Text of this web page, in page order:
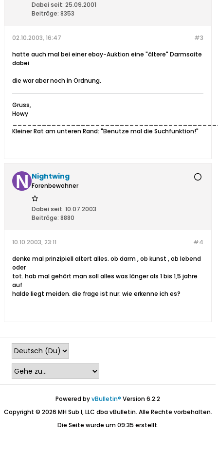
Dabei seit: 25.09.2001
Beiträge: 8353
#3
02.10.2003, 16:47
hatte auch mal bei einer ebay-Auktion eine "ältere" Darmsaite
dabei
die war aber noch in Ordnung.
Gruss,
Howy
Kleiner Rat am unteren Rand: "Benutze mal die Suchfunktion!"
Nightwing
Forenbewohner
Dabei seit: 10.07.2003
Beiträge: 8880
#4
10.10.2003, 23:11
denke mal prinzipiell altert alles. ob darm , ob kunst , ob lebend
oder
tot. hab mal gehört man soll alles was länger als 1 bis 1,5 jahre
auf
halde liegt meiden. die frage ist nur: wie erkenne ich es?
Powered byvBulletin® Version 6.2.2
Copyright © 2026 MH Sub I, LLC dba vBulletin. Alle Rechte vorbehalten.
Die Seite wurde um 09:35 erstellt.